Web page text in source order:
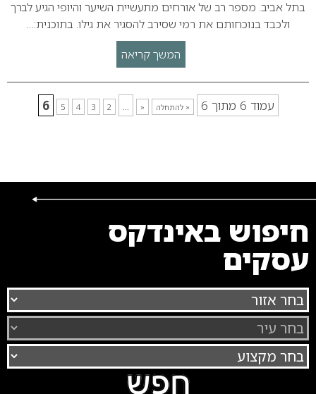
בתל אביב. מספר רב של אורחים מתעשיית השיער והיופי הגיע לברך
ולכבד בנוכחותם את רמי שסירב להסגיר את גילו. בתוכנית:…
המשך קריאה
עמוד 6 מתוך 6 « להתחלה «
...
2
3
4
5
6
חיפוש באינדקס
עסקים